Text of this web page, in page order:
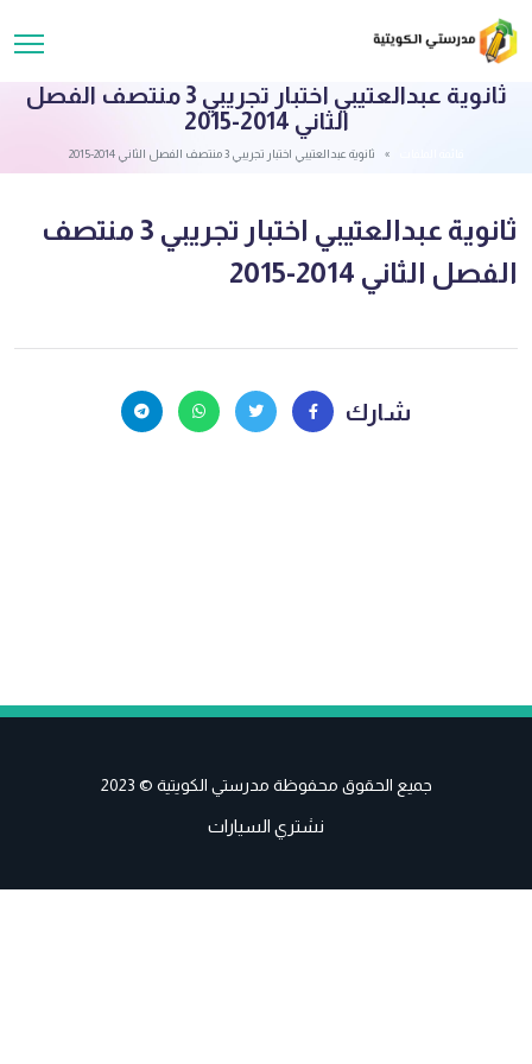
ثانوية عبدالعتيبي اختبار تجريبي 3 منتصف الفصل
الثاني 2014-2015
ثانوية عبدالعتيبي اختبار تجريبي 3 منتصف الفصل الثاني 2014-2015
ثانوية عبدالعتيبي اختبار تجريبي 3 منتصف
الفصل الثاني 2014-2015
شارك
جميع الحقوق محفوظة مدرستي الكويتية © 2023
نشتري السيارات